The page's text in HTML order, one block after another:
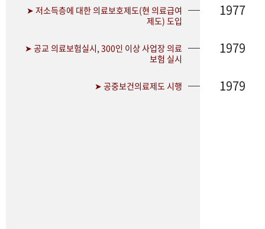
➤ 저소득층에 대한 의료보호제도(현 의료급여
제도) 도입
1977
➤ 공교 의료보험실시, 300인 이상 사업장 의료
보험 실시
1979
➤ 공중보건의료제도 시행 1979